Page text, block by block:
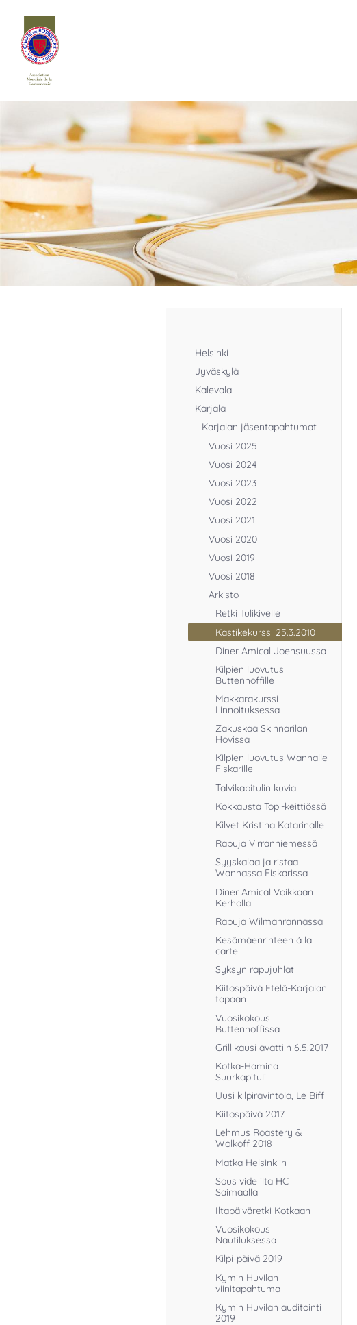
Siirry
sivun
sisältöön
Chaîne des Rôtisseurs Finlande ry
Helsinki
Jyväskylä
Kalevala
Karjala
Karjalan jäsentapahtumat
Vuosi 2025
Vuosi 2024
Vuosi 2023
Vuosi 2022
Vuosi 2021
Vuosi 2020
Vuosi 2019
Vuosi 2018
Arkisto
Retki Tulikivelle
Kastikekurssi 25.3.2010
Diner Amical Joensuussa
Kilpien luovutus
Buttenhoffille
Makkarakurssi
Linnoituksessa
Zakuskaa Skinnarilan
Hovissa
Kilpien luovutus Wanhalle
Fiskarille
Talvikapitulin kuvia
Kokkausta Topi-keittiössä
Kilvet Kristina Katarinalle
Rapuja Virranniemessä
Syyskalaa ja ristaa
Wanhassa Fiskarissa
Diner Amical Voikkaan
Kerholla
Rapuja Wilmanrannassa
Kesämäenrinteen á la
carte
Syksyn rapujuhlat
Kiitospäivä Etelä-Karjalan
tapaan
Vuosikokous
Buttenhoffissa
Grillikausi avattiin 6.5.2017
Kotka-Hamina
Suurkapituli
Uusi kilpiravintola, Le Biff
Kiitospäivä 2017
Lehmus Roastery &
Wolkoff 2018
Matka Helsinkiin
Sous vide ilta HC
Saimaalla
Iltapäiväretki Kotkaan
Vuosikokous
Nautiluksessa
Kilpi-päivä 2019
Kymin Huvilan
viinitapahtuma
Kymin Huvilan auditointi
2019